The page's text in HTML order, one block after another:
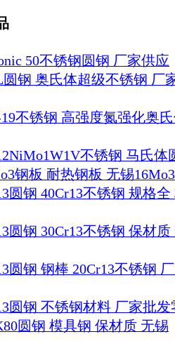
50不锈钢圆钢 厂家供应
圆钢 奥氏体超级不锈钢 厂
不锈钢 高强度氮强化奥
不锈钢 马氏体
钢板 耐热钢板 无锡
圆钢 40Cr13不锈钢 规格全
圆钢 30Cr13不锈钢 保材质
圆钢 钢棒 20Cr13不锈钢
圆钢 不锈钢材料 厂家批发
圆钢 模具钢 保材质 无锡